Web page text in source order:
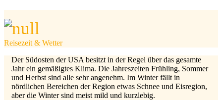
Reisezeit & Wetter
Der Südosten der USA besitzt in der Regel über das gesamte
Jahr ein gemäßigtes Klima. Die Jahreszeiten Frühling, Sommer
und Herbst sind alle sehr angenehm. Im Winter fällt in
nördlichen Bereichen der Region etwas Schnee und Eisregion,
aber die Winter sind meist mild und kurzlebig.